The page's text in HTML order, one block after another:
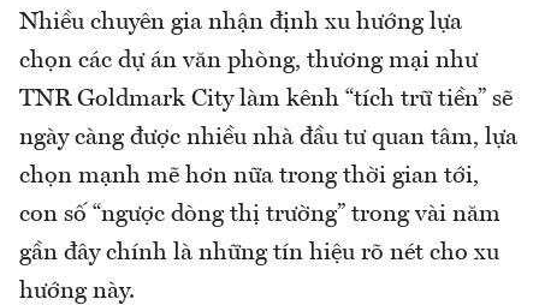
Nhiều chuyên gia nhận định xu hướng lựa
chọn các dự án văn phòng, thương mại như
TNR Goldmark City làm kênh “tích trữ tiền” sẽ
ngày càng được nhiều nhà đầu tư quan tâm, lựa
chọn mạnh mẽ hơn nữa trong thời gian tới,
con số “ngược dòng thị trường” trong vài năm
gần đây chính là những tín hiệu rõ nét cho xu
hướng này.